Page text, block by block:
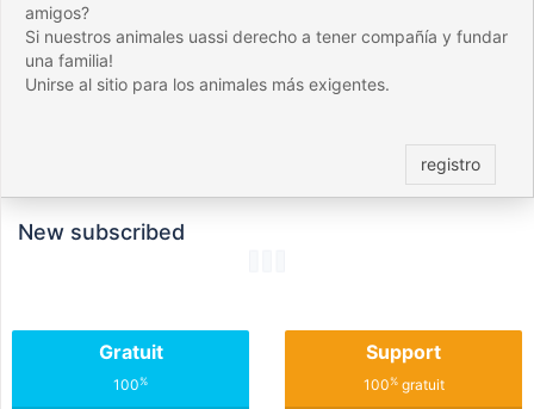
amigos?
Si nuestros animales uassi derecho a tener compañía y fundar
una familia!
Unirse al sitio para los animales más exigentes.
registro
New subscribed
Gratuit
100%
Support
100%gratuit